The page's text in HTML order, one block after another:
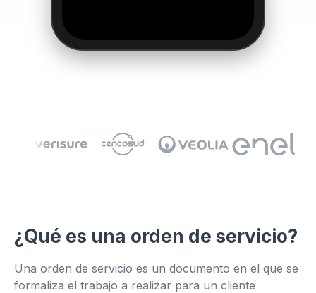
👆
Haz clic y pruébalo tú mismo
¿Qué es una orden de servicio?
Una orden de servicio es un documento en el que se
formaliza el trabajo a realizar para un cliente